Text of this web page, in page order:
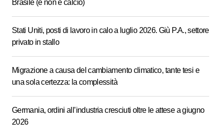
Brasile (e non è calcio)
Stati Uniti, posti di lavoro in calo a luglio 2026. Giù P.A., settore
privato in stallo
Migrazione a causa del cambiamento climatico, tante tesi e
una sola certezza: la complessità
Germania, ordini all’industria cresciuti oltre le attese a giugno
2026